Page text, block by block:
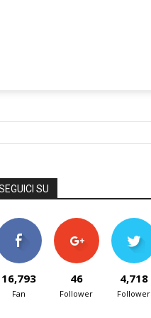
SU
16,793
Fan
46
Follower
4,718
Follower